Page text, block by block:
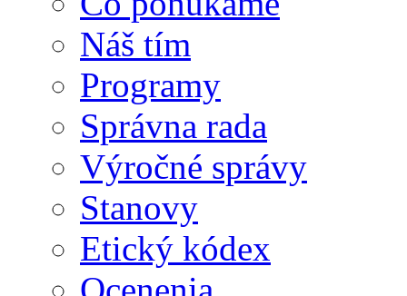
Náš tím
Programy
Správna rada
Výročné správy
Stanovy
Etický kódex